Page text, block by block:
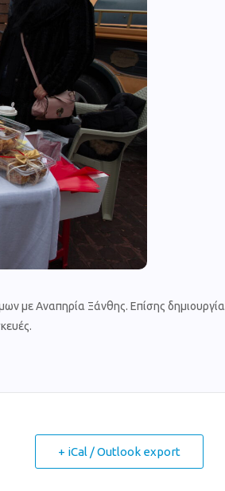
με Αναπηρία Ξάνθης. Επίσης δημιουργία
+ iCal / Outlook export